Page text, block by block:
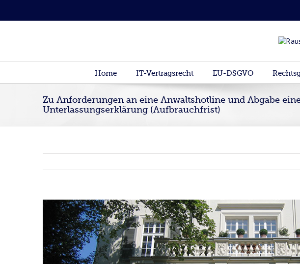
Home IT-Vertragsrecht EU-DSGVO
Zu Anforderungen an eine Anwaltshotline und Abgabe
Unterlassungserklärung (Aufbrauchfrist)